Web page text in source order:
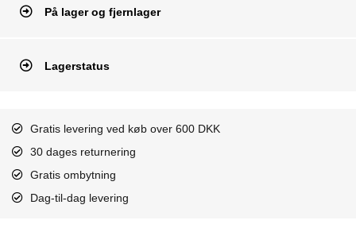
På lager og fjernlager
Lagerstatus
Gratis levering ved køb over 600 DKK
30 dages returnering
Gratis ombytning
Dag-til-dag levering